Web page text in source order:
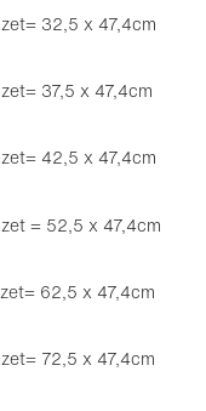
32,5 x 47,4cm
37,5 x 47,4cm
42,5 x 47,4cm
= 52,5 x 47,4cm
62,5 x 47,4cm
72,5 x 47,4cm